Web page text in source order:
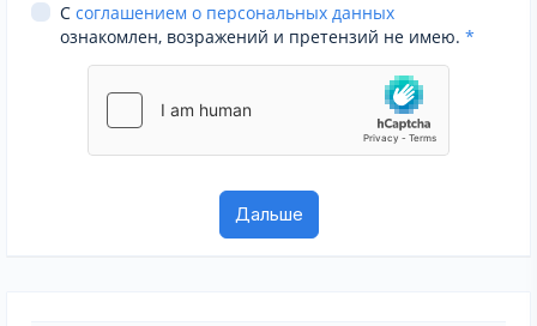
С соглашением о персональных данных
ознакомлен, возражений и претензий не имею. *